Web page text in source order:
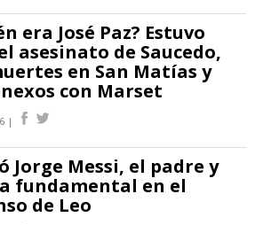
era José Paz? Estuvo
asesinato de Saucedo,
en San Matías y
con Marset
|
Jorge Messi, el padre y
fundamental en el
de Leo